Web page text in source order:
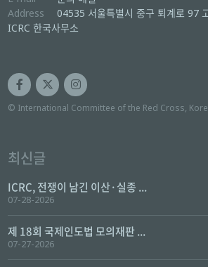
Address
04535 서울특별시 중구 퇴계로 97
ICRC 한국사무소
© International Committee of the Red Cross,
최신글
ICRC, 전쟁이 남긴 이산·실종 ...
07-28-2026
제 18회 국제인도법 모의재판 ...
07-27-2026